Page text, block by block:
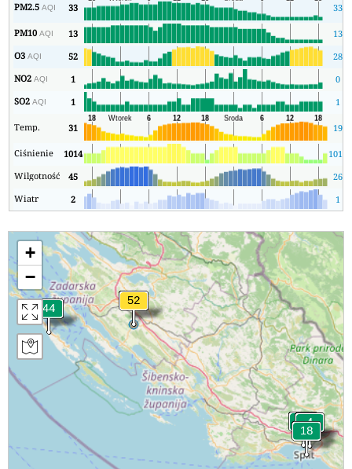
PM2.5AQI 33 33
PM10AQI 13
13
O3AQI 52
28
NO2AQI 1
0
SO2AQI 1 1
Temp. 31 19
Ciśnienie 1014 1013
Wilgotność
45
26
Wiatr
2 1
+
−